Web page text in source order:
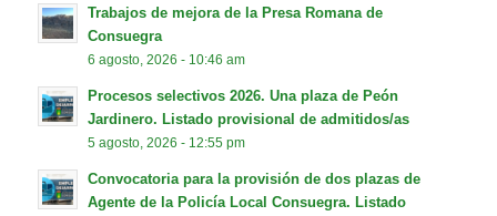
Trabajos de mejora de la Presa Romana de
Consuegra
6 agosto, 2026 - 10:46 am
Procesos selectivos 2026. Una plaza de Peón
Jardinero. Listado provisional de admitidos/as
5 agosto, 2026 - 12:55 pm
Convocatoria para la provisión de dos plazas de
Agente de la Policía Local Consuegra. Listado